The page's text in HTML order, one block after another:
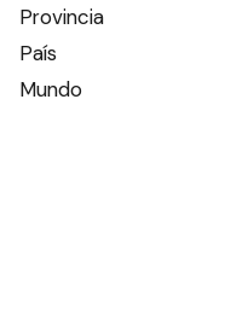
Provincia
País
Mundo